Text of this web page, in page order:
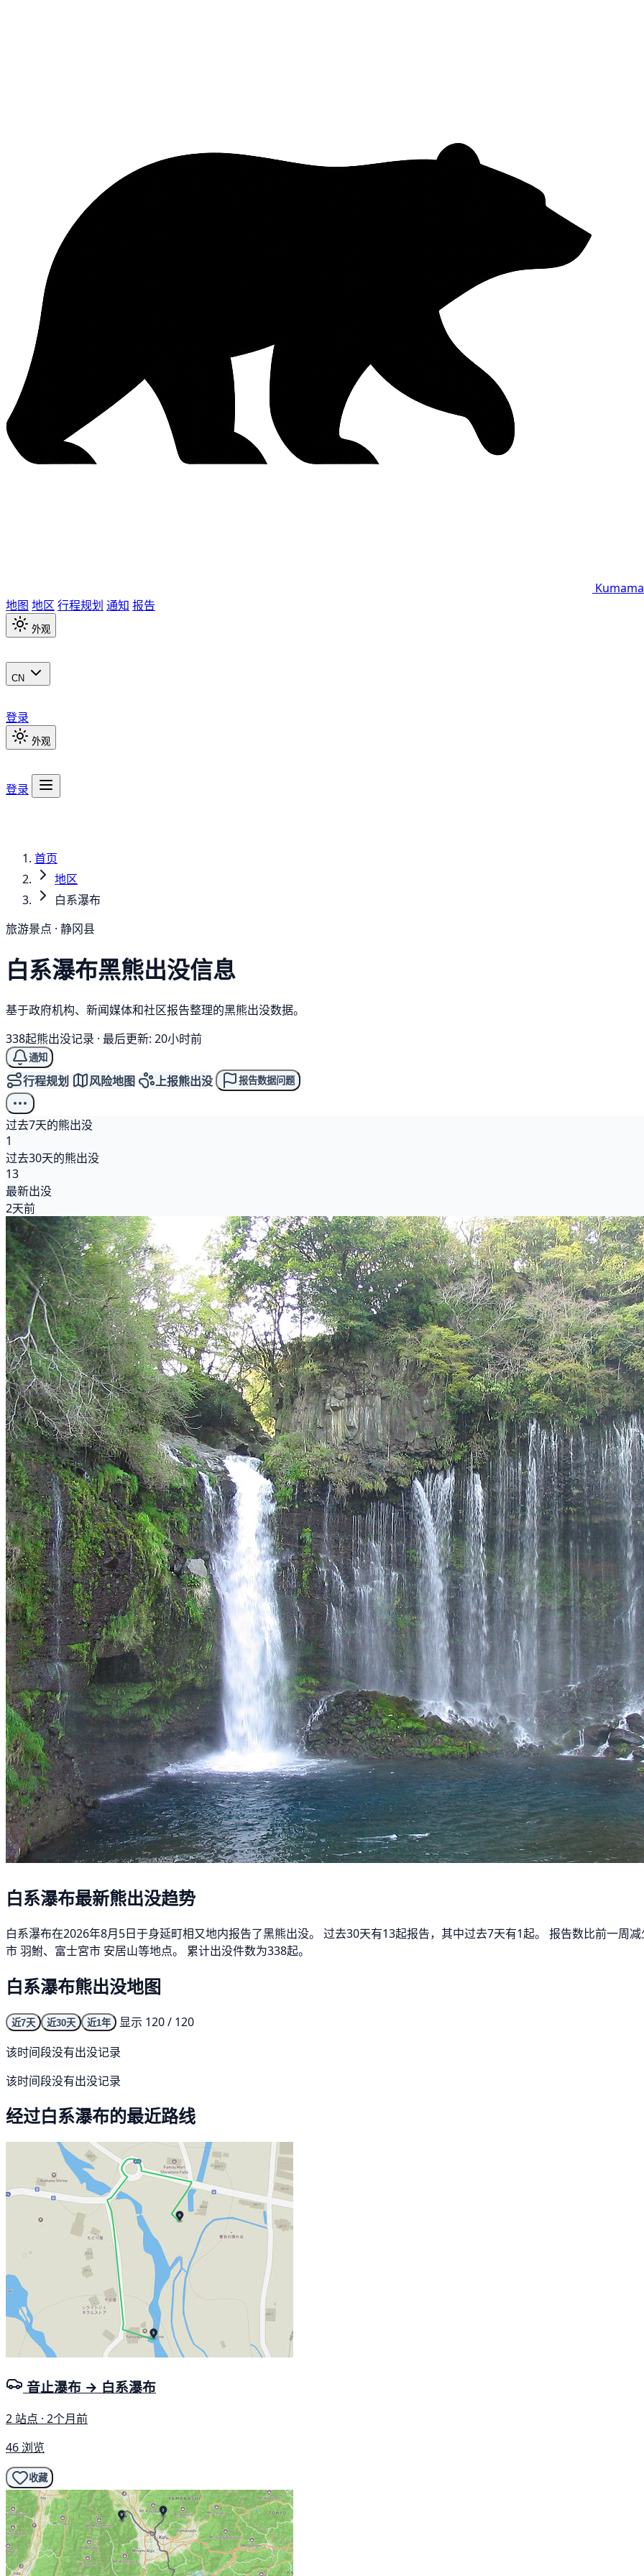
地图 地区 行程规划 通知 报告
外观
CN
登录
外观
登录
首页
地区
白系瀑布
旅游景点 · 静冈县
白系瀑布黑熊出没信息
基于政府机构、新闻媒体和社区报告整理的黑熊出没数据。
338起熊出没记录 · 最后更新: 20小时前
通知
行程规划 风险地图 上报熊出没 报告数据问题
过去7天的熊出没
1
过去30天的熊出没
13
最新出没
2天前
白系瀑布最新熊出没趋势
白系瀑布在2026年8月5日于身延町相又地内报告了黑熊出没。 过去30天有13起报告，其中过去7天有1起。 报告数比前一周
市 羽鮒、富士宮市 安居山等地点。 累计出没件数为338起。
白系瀑布熊出没地图
近7天 近30天 近1年
显示 120 / 120
该时间段没有出没记录
该时间段没有出没记录
经过白系瀑布的最近路线
音止瀑布 → 白系瀑布
2 站点 · 2个月前
46 浏览
收藏